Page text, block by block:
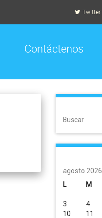
Twitter
Contáctenos
Buscar
agosto 2026
L
M
3
4
10
11